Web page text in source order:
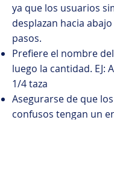
ya que los usuarios
desplazan hacia
pasos.
Prefiere el nombre
luego la cantidad. EJ:
1/4 taza
Asegurarse de que
confusos tengan un